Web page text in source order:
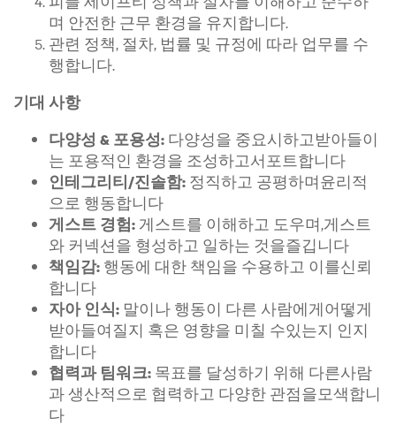
며 안전한 근무 환경을 유지합니다.
관련 정책, 절차, 법률 및 규정에 따라 업무를 수
행합니다.
기대 사항
다양성 & 포용성: 다양성을 중요시하고받아들이
는 포용적인 환경을 조성하고서포트합니다
인테그리티/진솔함: 정직하고 공평하며윤리적
으로 행동합니다
게스트 경험: 게스트를 이해하고 도우며,게스트
와 커넥션을 형성하고 일하는 것을즐깁니다
책임감: 행동에 대한 책임을 수용하고 이를신뢰
합니다
자아 인식: 말이나 행동이 다른 사람에게어떻게
받아들여질지 혹은 영향을 미칠 수있는지 인지
합니다
협력과 팀워크: 목표를 달성하기 위해 다른사람
과 생산적으로 협력하고 다양한 관점을모색합니
다